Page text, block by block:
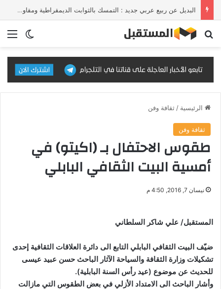
البديل عن ربيع عربي جديد : التمسك بالثوابت الديمقراطية ومقاومة الإلحاق بالقوى الأجنبية
الوضع بحث عن
الرئيسية / ثقافة وفن
ثقافة وفن
طقوس الاحتفال بـ (اكيتو) في
أمسية البيت الثقافي البابلي
نيسان 7, 2016, 4:50 م
المستقبل/ علي شاكر السلطاني
ضيّف البيت الثقافي البابلي التابع الى دائرة العلاقات الثقافية إحدى
تشكيلات وزارة الثقافة والسياحة الآثار الباحث حسن عبيد عيسى
للحديث عن موضوع (عيد رأس السنة البابلية).
وأشار الباحث الى الامتداد الأزلي في بعض الطقوس التي مازالت